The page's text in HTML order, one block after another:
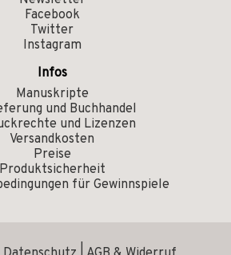
Facebook
Twitter
Instagram
Infos
Manuskripte
und Buchhandel
und Lizenzen
Versandkosten
Preise
Produktsicherheit
für Gewinnspiele